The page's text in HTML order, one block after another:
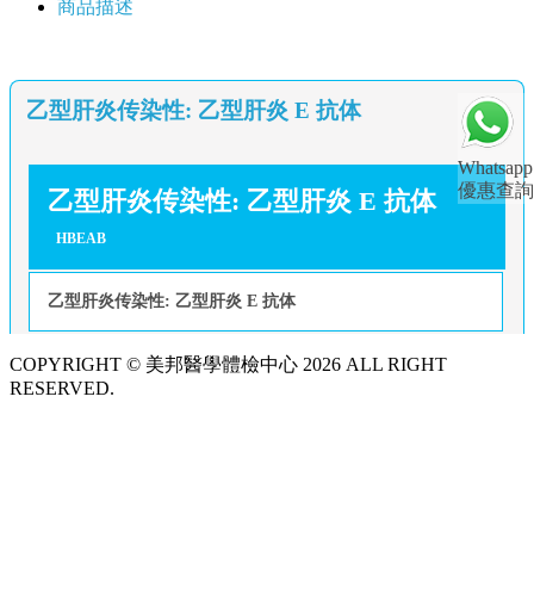
Whatsapp
優惠查詢
商品描述
乙型肝炎传染性: 乙型肝炎 E 抗体
乙型肝炎传染性: 乙型肝炎 E 抗体
HBEAB
乙型肝炎传染性: 乙型肝炎 E 抗体
COPYRIGHT © 美邦醫學體檢中心 2026 ALL RIGHT
RESERVED.